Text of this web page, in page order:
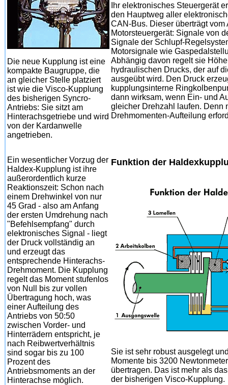
Die neue Kupplung ist eine
kompakte Baugruppe, die
an gleicher Stelle platziert
ist wie die Visco-Kupplung
des bisherigen Syncro-
Antriebs: Sie sitzt am
Hinterachsgetriebe und wird
von der Kardanwelle
angetrieben.
Ihr elektronisches Steuergerät
den Hauptweg aller
CAN-Bus. Dieser überträgt vom
Motorsteuergerät: Signale von
Signale der Schlupf-
Motorsignale wie
Abhängig davon regelt sie
hydraulischen Drucks, der auf
ausgeübt wird. Den Druck
kupplungsinterne
dann wirksam, wenn Ein- und
gleicher Drehzahl laufen. Denn
Drehmomenten-Aufteilung
Ein wesentlicher Vorzug der
Haldex-Kupplung ist ihre
außerordentlich kurze
Reaktionszeit: Schon nach
einem Drehwinkel von nur
45 Grad - also am Anfang
der ersten Umdrehung nach
"Befehlsempfang" durch
elektronisches Signal - liegt
der Druck vollständig an
und erzeugt das
entsprechende Hinterachs-
Drehmoment. Die Kupplung
regelt das Moment stufenlos
von Null bis zur vollen
Übertragung hoch, was
einer Aufteilung des
Antriebs von 50:50
zwischen Vorder- und
Hinterrädern entspricht, je
nach Reibwertverhältnis
sind sogar bis zu 100
Prozent des
Antriebsmoments an der
Hinterachse möglich.
Funktion der
Sie ist sehr robust ausgelegt
Momente bis 3200
übertragen. Das ist mehr als
der bisherigen Visco-Kupplung.